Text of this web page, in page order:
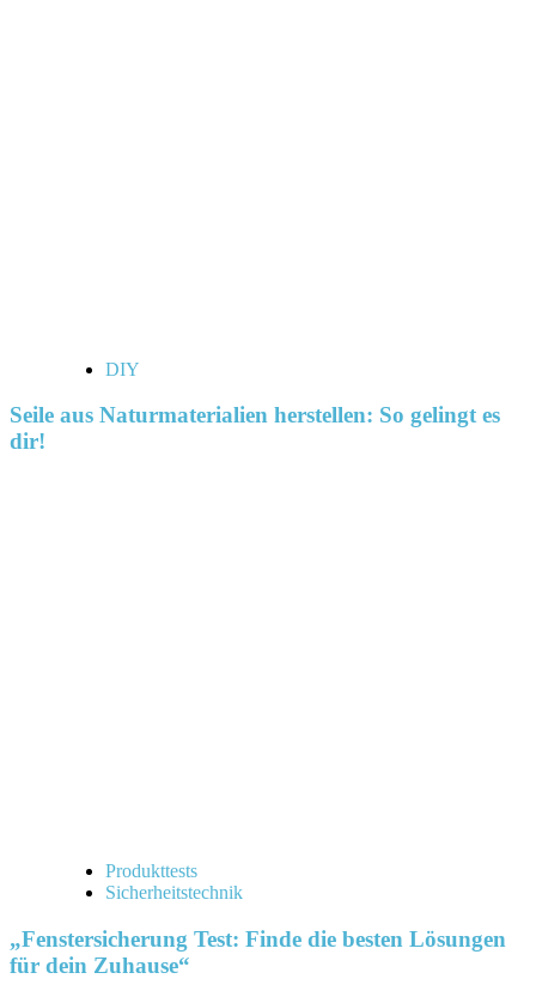
DIY
Seile aus Naturmaterialien herstellen: So gelingt es
dir!
Produkttests
Sicherheitstechnik
„Fenstersicherung Test: Finde die besten Lösungen
für dein Zuhause“